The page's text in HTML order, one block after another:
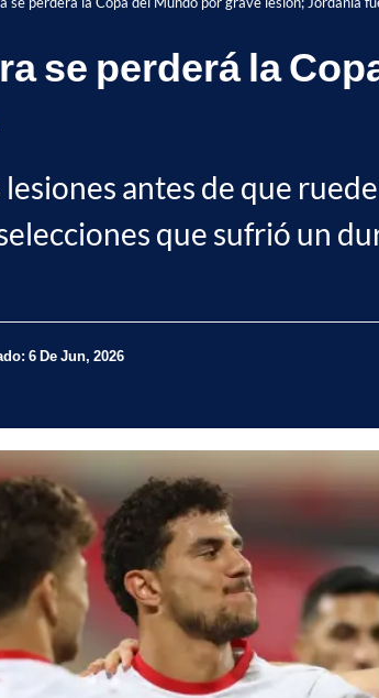
se perderá la
lesiones antes de que
que sufrió un
6 De Jun, 2026